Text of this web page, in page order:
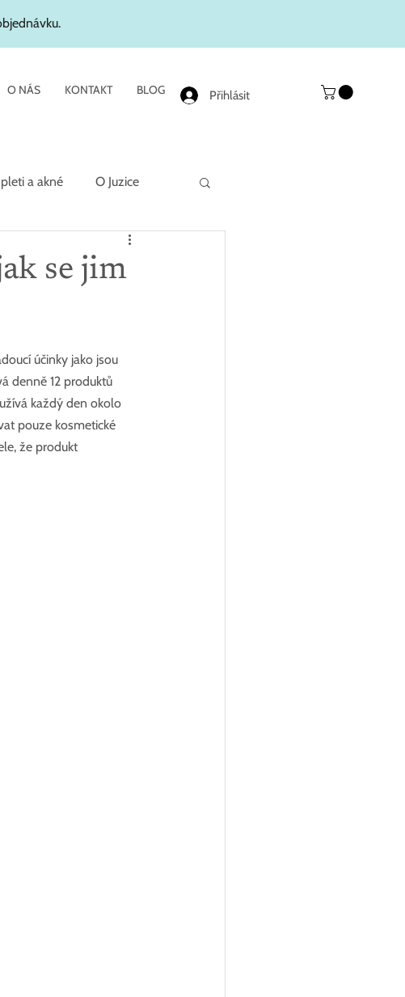
O NÁS KONTAKT BLOG Přihlásit
a akné O Juzice
se jim
účinky jako jsou
denně 12 produktů
každý den okolo
pouze kosmetické
že produkt